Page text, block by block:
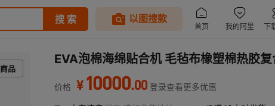
商品
EVA泡棉海绵贴合机 毛毡布橡塑棉热胶
价格 ¥10000.00 登录查看更多优惠